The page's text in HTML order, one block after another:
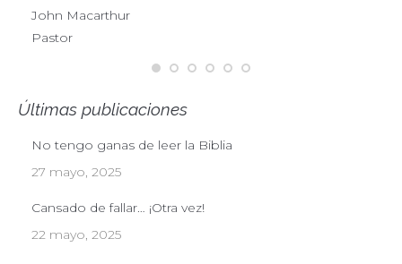
John Macarthur
Pastor
Últimas publicaciones
No tengo ganas de leer la Biblia
27 mayo, 2025
Cansado de fallar… ¡Otra vez!
22 mayo, 2025